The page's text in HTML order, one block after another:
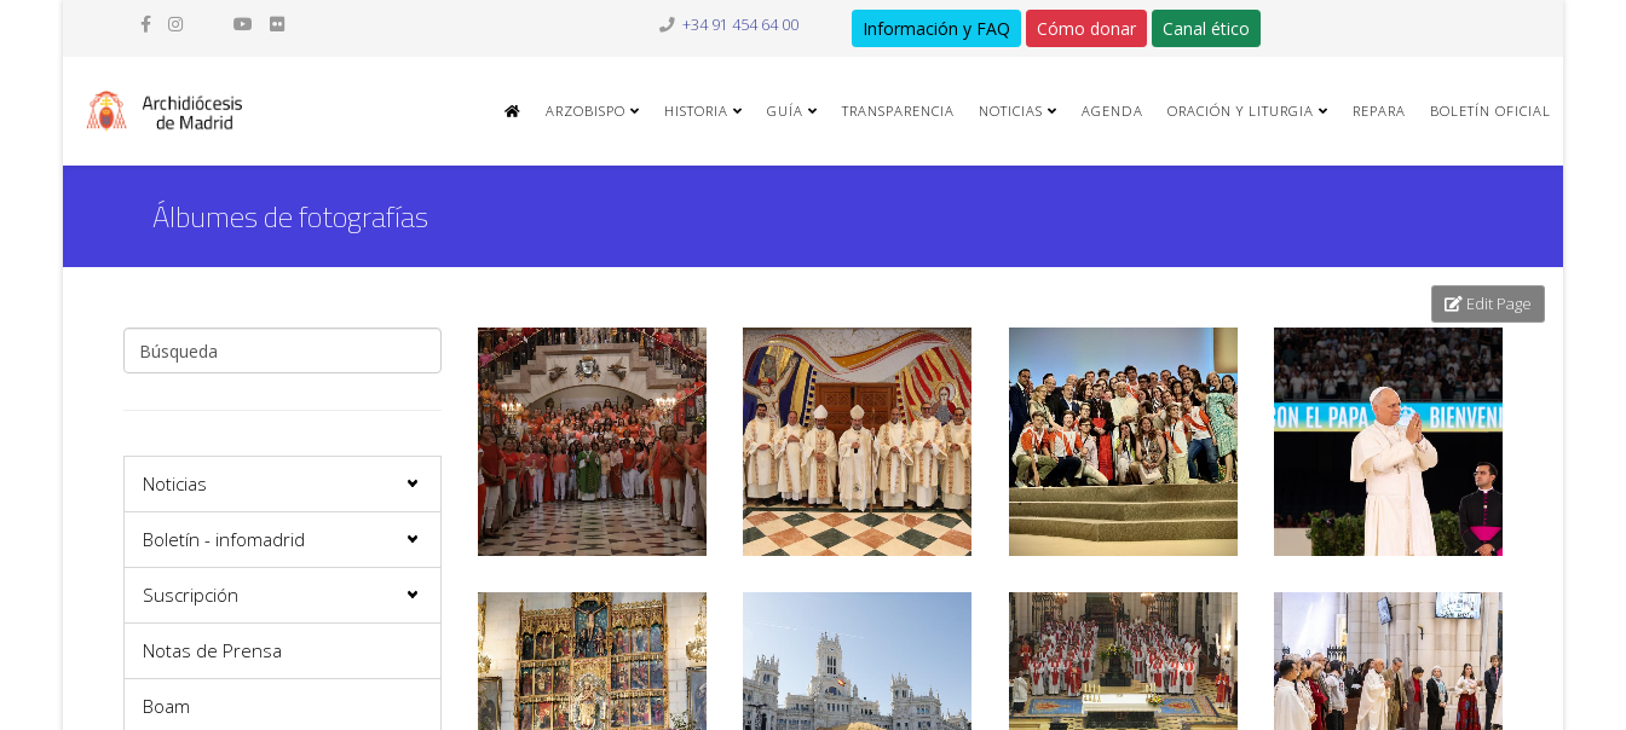
+34 91 454 64 00 Información y FAQ Cómo donar Canal ético
ARZOBISPO HISTORIA GUÍA TRANSPARENCIA NOTICIAS AGENDA ORACIÓN Y LITURGIA REPARA BOLETÍN OFICIAL
Álbumes de fotografías
Noticias
Boletín - infomadrid
Suscripción
Notas de Prensa
Boam
Edit Page